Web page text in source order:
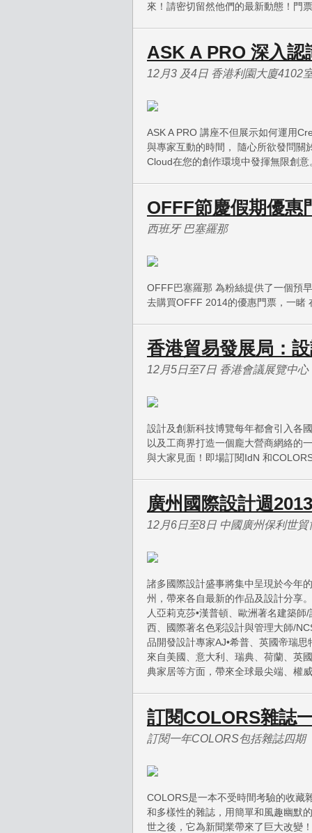
來！請密切留然他們的最新動態！門
ASK A PRO 深入
12月3 及4日 香港利園大廈4102
ASK A PRO 講座不但展示如何運用
與專家互動的時間， 隨心所欲發問關
Cloud在您的創作環境中發揮無限創
OFFF節慶假期優惠
西班牙 巴塞羅那
OFFF巴塞羅那 為粉絲提供了一個預
去購買OFFF 2014的優惠門票，一睹
香港貿易發展局：
12月5日至7日 香港會議展覽中心
設計及創新科技博覽每年都會引入各
以及工商界打造一個龐大營商網絡的
與大家見面！即場訂閱IdN 和
廣州國際設計週2013
12月6日至8日 中國廣州保利世貿
諸多國際設計盛事將集中呈現於今年
州，帶來各自最新的作品及設計分享
人亞莉克莎•漢普頓、歐洲著名建築
西、國際著名色彩設計與管理大師/
品開發設計專家AJ•希普、英國帝瑞
來自美國、意大利、瑞典、荷蘭、英
典家居等方面，帶來全球最尖端、權
訂閱COLORS雜誌
訂閱一年COLORS包括雜誌四期
COLORS是一本不受時間考驗的收藏
和多樣性的雜誌，用簡單和風趣幽默
世之後，它為新聞業帶來了巨大改變